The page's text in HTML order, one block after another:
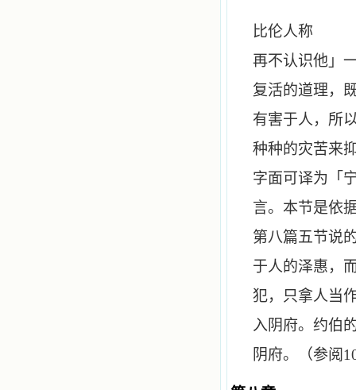
比
再不认识他」
复活的道理，
有害于人，所
种种的灾苦来
字面可译为「
言。本节是依
第八篇五节说
于人的泽惠，
犯，只拿人当
入阴府。约伯
阴府。（参阅